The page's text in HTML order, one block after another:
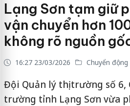
Lạng Sơn tạm giữ
vận chuyển hơn
không rõ nguồn
16:27 23/03/2026 Chuyển động
Đội Quản lý thị trường số 6,
trường tỉnh Lạng Sơn vừa